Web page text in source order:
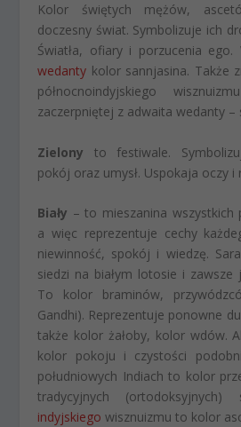
Kolor świętych mężów,
doczesny świat. Symbolizuje ich
Światła, ofiary i porzucenia ego.
wedanty kolor sannjasina. Także
północnoindyjskiego
zaczerpniętej z adwaita wedanty –
Zielony to festiwale.
pokój oraz umysł. Uspokaja oczy
Biały – to mieszanina wszystkich
a więc reprezentuje cechy
niewinność, spokój i wiedzę.
siedzi na białym lotosie i zawsze
To kolor braminów,
Gandhi). Reprezentuje ponowne
także kolor żałoby, kolor wdów.
kolor pokoju i czystości
południowych Indiach to kolor
tradycyjnych (ortodoksyjnych)
indyjskiego wisznuizmu to kolor